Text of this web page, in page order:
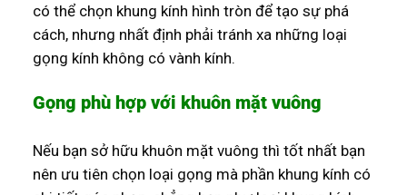
có thể chọn khung kính hình tròn để tạo sự phá
cách, nhưng nhất định phải tránh xa những loại
gọng kính không có vành kính.
Gọng phù hợp với khuôn mặt vuông
Nếu bạn sở hữu khuôn mặt vuông thì tốt nhất bạn
nên ưu tiên chọn loại gọng mà phần khung kính có